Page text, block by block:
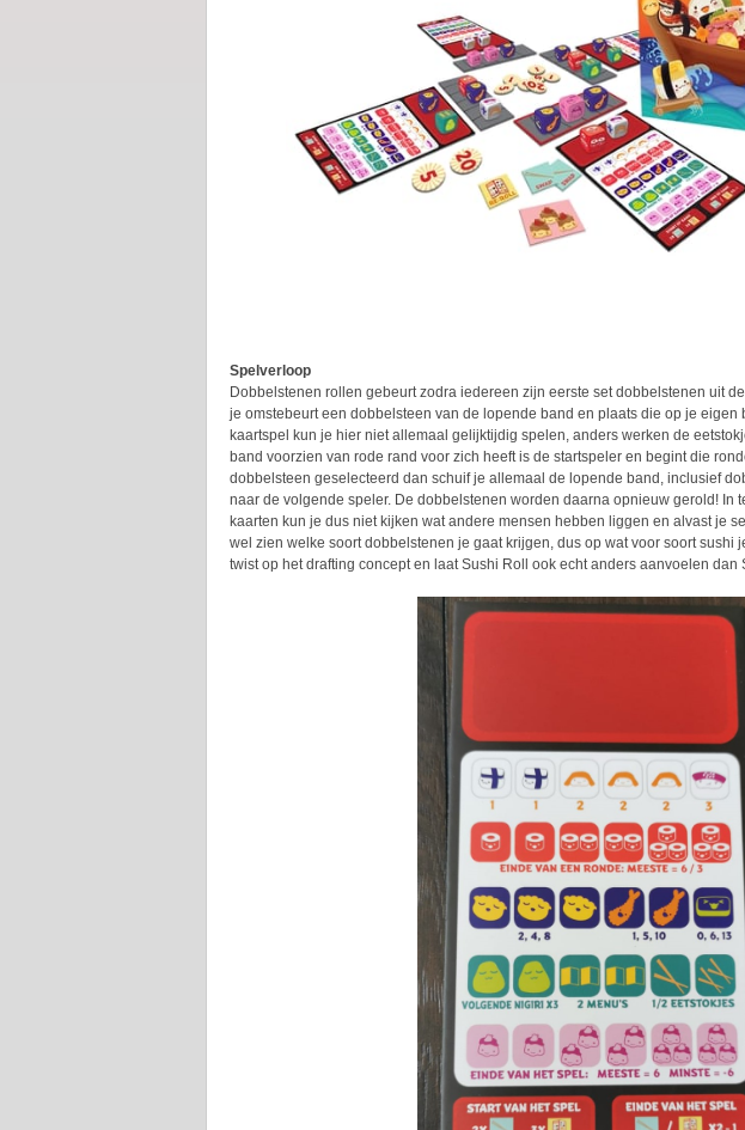
Spelverloop
Dobbelstenen rollen gebeurt zodra iedereen zijn eerste set dobbelstenen uit
je omstebeurt een dobbelsteen van de lopende band en plaats die op je eigen
kaartspel kun je hier niet allemaal gelijktijdig spelen, anders werken de
band voorzien van rode rand voor zich heeft is de startspeler en begint die
dobbelsteen geselecteerd dan schuif je allemaal de lopende band, inclusief
naar de volgende speler. De dobbelstenen worden daarna opnieuw gerold! In
kaarten kun je dus niet kijken wat andere mensen hebben liggen en alvast je
wel zien welke soort dobbelstenen je gaat krijgen, dus op wat voor soort sushi
twist op het drafting concept en laat Sushi Roll ook echt anders aanvoelen dan